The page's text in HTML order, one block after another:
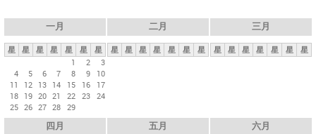
一月
星 星 星 星 星 星
星
1
2
3
4
5 6 7 8 9
10
11
12 13 14 15 16
17
18 19 20 21 22 23 24
25 26 27 28 29
二月
星 星 星 星 星 星 星
三月
星 星 星 星 星 星 星
四月 五月 六月